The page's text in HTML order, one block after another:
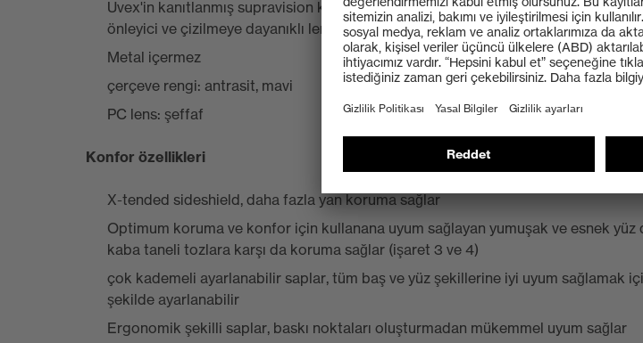
Uvex'in kanıtlanmış supravision kaplama teknolojisine sahip sağlam polikarbonat
önleyici ve çizilmeye dayanıklı lens
Metal içermez
çerçeve rengi: antrasit, mavi
PC lens: şeffaf
Konfor özellikleri
X-tended sideshield, daha fazla yan koruma sağlar
Optimum koruma ve konfor için kullanana uyum sağlayan yumuşak ve esnek yüz
kaba taneli tozlara karşı da koruma sağlar (işaret 3 ve 4)
çok kademeli ayarlanabilir saplar, tüm baş ve yüz şekillerine iyi uyum sağlamak
şekilde ayarlanabilir
Ergonomik şekilli saplar, baskı noktaları oluşturmadan mükemmel uyum sağlar